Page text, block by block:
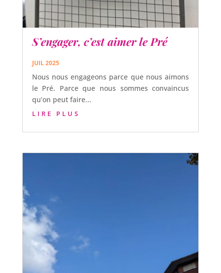
S’engager, c’est aimer le Pré
JUIL 2025
Nous nous engageons parce que nous aimons
le Pré. Parce que nous sommes convaincus
qu’on peut faire...
LIRE PLUS